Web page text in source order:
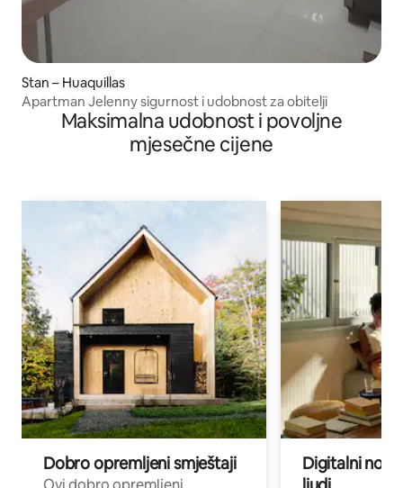
Stan – Huaquillas
Apartman Jelenny sigurnost i udobnost za obitelji
Maksimalna udobnost i povoljne
mjesečne cijene
Dobro opremljeni smještaji
Digitalni